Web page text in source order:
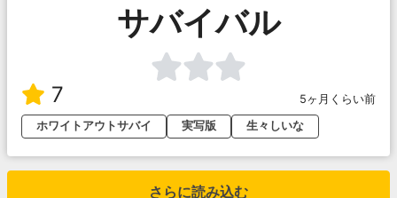
サバイバル
7
5ヶ月くらい前
ホワイトアウトサバイ
実写版 生々しいな
さらに読み込む